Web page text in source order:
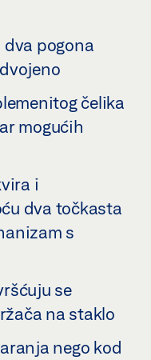
pogona
čelika
mogućih
i
dva točkasta
s
se
na staklo
nego kod